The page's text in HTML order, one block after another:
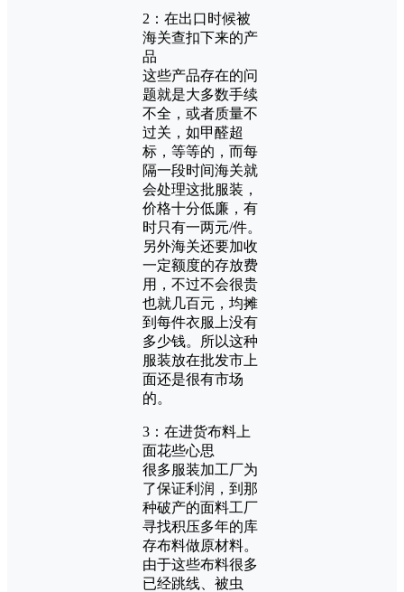
2：在出口时候被
海关查扣下来的产
品
这些产品存在的问
题就是大多数手续
不全，或者质量不
过关，如甲醛超
标，等等的，而每
隔一段时间海关就
会处理这批服装，
价格十分低廉，有
时只有一两元/件。
另外海关还要加收
一定额度的存放费
用，不过不会很贵
也就几百元，均摊
到每件衣服上没有
多少钱。所以这种
服装放在批发市上
面还是很有市场
的。
3：在进货布料上
面花些心思
很多服装加工厂为
了保证利润，到那
种破产的面料工厂
寻找积压多年的库
存布料做原材料。
由于这些布料很多
已经跳线、被虫